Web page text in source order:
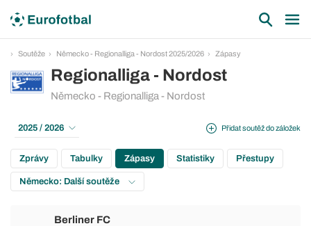
Soutěže Německo - Regionalliga - Nordost 2025/2026 Zápasy
Regionalliga - Nordost
Německo - Regionalliga - Nordost
Přidat soutěž do záložek
2025 / 2026
Zprávy Tabulky Zápasy Statistiky Přestupy
Německo: Další soutěže
Berliner FC